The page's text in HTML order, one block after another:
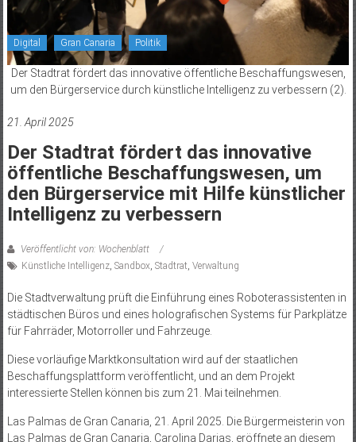
Digital Gran Canaria Politik
Der Stadtrat fördert das innovative öffentliche Beschaffungswesen,
um den Bürgerservice durch künstliche Intelligenz zu verbessern (2).
21. April 2025
Der Stadtrat fördert das innovative
öffentliche Beschaffungswesen, um
den Bürgerservice mit Hilfe künstlicher
Intelligenz zu verbessern
Veröffentlicht von: Wochenblatt
Künstliche Intelligenz, Sandbox Stadtrat Verwaltung
Die Stadtverwaltung prüft die Einführung eines Roboterassistenten in
städtischen Büros und eines holografischen Systems für Parkplätze
für Fahrräder, Motorroller und Fahrzeuge.
Diese vorläufige Marktkonsultation wird auf der staatlichen
Beschaffungsplattform veröffentlicht, und an dem Projekt
interessierte Stellen können bis zum 21. Mai teilnehmen.
Las Palmas de Gran Canaria, 21. April 2025. Die Bürgermeisterin von
Las Palmas de Gran Canaria, Carolina Darias, eröffnete an diesem